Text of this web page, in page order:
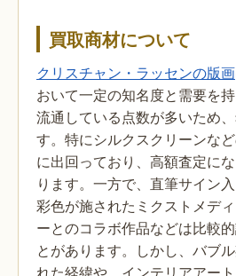
買取商材について
クリスチャン・ラッセンの版画
おいて一定の知名度と需要を
流通している点数が多いため
す。特にシルクスクリーンな
に出回っており、高額査定に
ります。一方で、直筆サイン
彩色が施されたミクストメデ
ーとのコラボ作品などは比較
とがあります。しかし、バブ